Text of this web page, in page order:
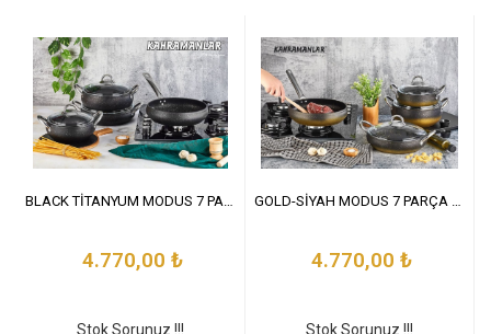
BLACK TİTANYUM MODUS 7 PARÇA GRANİT SET
4.770,00 ₺
Stok Sorunuz !!!
GOLD-SİYAH MODUS 7 PARÇA GRANİT SET
4.770,00 ₺
Stok Sorunuz !!!